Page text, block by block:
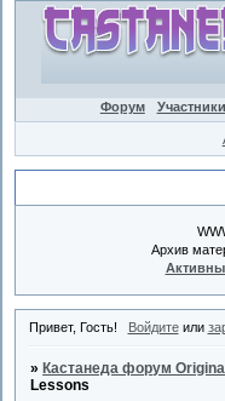
Форум Участники
Архив
Привет, Гость! Войдитеили
» Кастанеда форум Original
Lessons